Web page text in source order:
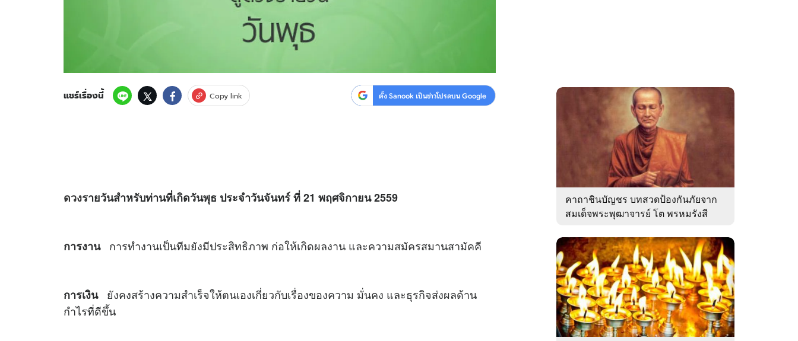
แชร์เรื่องนี้ Copy link ตั้ง Sanook เป็นข่าวโปรดบน Google
ดวงรายวันสำหรับท่านที่เกิดวันพุธ ประจำวันจันทร์ ที่ 21 พฤศจิกายน 2559
การงานการทำงานเป็นทีมยังมีประสิทธิภาพ ก่อให้เกิดผลงาน และความสมัครสมานสามัคคี
การเงิน ยังคงสร้างความสำเร็จให้ตนเองเกี่ยวกับเรื่องของความ มั่นคง และธุรกิจส่งผลด้าน
กำไรที่ดีขึ้น
คาถาชินบัญชร บทสวดป้องกันภัยจาก
สมเด็จพระพุฒาจารย์ โต พรหมรังสี